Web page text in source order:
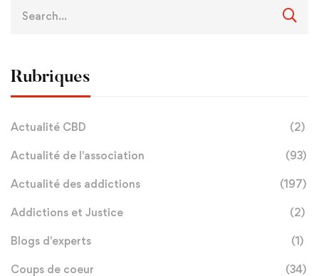
Rubriques
Actualité CBD (2)
Actualité de l'association (93)
Actualité des addictions (197)
Addictions et Justice (2)
Blogs d'experts (1)
Coups de coeur (34)